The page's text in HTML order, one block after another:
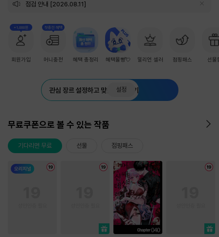
점검 안내 [2026.08.11]
+1,000원
회원가입
첫충전 혜택
머니충전 혜택 총정리 혜택몰빵💘 밀리언 셀러 점핑패스 선물
관심 장르 설정하고 맞춤 추천 받기
설정
무료쿠폰으로 볼 수 있는 작품
기다리면 무료 선물 점핑패스